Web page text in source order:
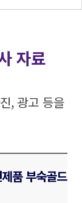
자료
, 광고 등을
품 부숙골드